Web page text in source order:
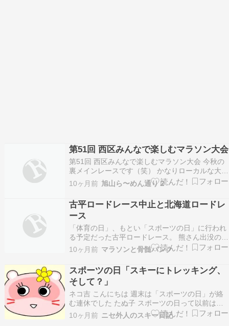
第51回 西区みんなで楽しむマラソン大会
第51回 西区みんなで楽しむマラソン大会 今秋の
裏メインレースです（笑） かなりローカルな大会
ですが、今年で51回目と歴史ある大会です。 第
45回大会に参加して以来、6年ぶりに参加してき
ました。 日にちは、毎年スポーツの日（体育の
日）。 会場は、農試公園。 参加資格は、西区在
住か…
10ヶ月前 旭山ら〜めん通り２
古平ロードレース中止と北海道ロードレ
ース
「体育の日」、もとい「スポーツの日」に行われ
る予定だった古平ロードレース。 熊さん出没のお
かげで大会は中止となり、ぽっかり予定が開いた
3連休(^^;) おかげでやりたかった仕事、そしてち
ょびっとラン(^^) 仕事はさておき、土曜日は閾値
走、日曜日はLSD、月曜日はジム練。 閾値走…
10ヶ月前 マラソンと骨髄バンク
スポーツの日「スキーにトレッキング、
そして？」
ネコ吉 こんにちは 週末は「スポーツの日」が絡
む連休でした たぬ子 スポーツの日って以前は違
う名前だったよね もともとは体育の日という名称
で、昭和41年に制定されたんだって これは、昭
10ヶ月前 ニセ外人のスキー日記